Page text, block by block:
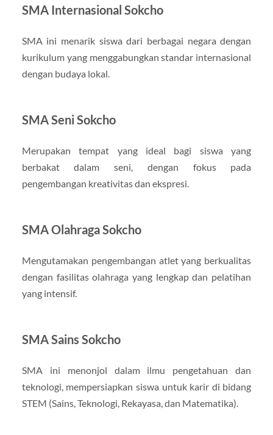
SMA Internasional Sokcho
SMA ini menarik siswa dari berbagai negara dengan
kurikulum yang menggabungkan standar internasional
dengan budaya lokal.
SMA Seni Sokcho
Merupakan tempat yang ideal bagi siswa yang
berbakat dalam seni, dengan fokus pada
pengembangan kreativitas dan ekspresi.
SMA Olahraga Sokcho
Mengutamakan pengembangan atlet yang berkualitas
dengan fasilitas olahraga yang lengkap dan pelatihan
yang intensif.
SMA Sains Sokcho
SMA ini menonjol dalam ilmu pengetahuan dan
teknologi, mempersiapkan siswa untuk karir di bidang
STEM (Sains, Teknologi, Rekayasa, dan Matematika).